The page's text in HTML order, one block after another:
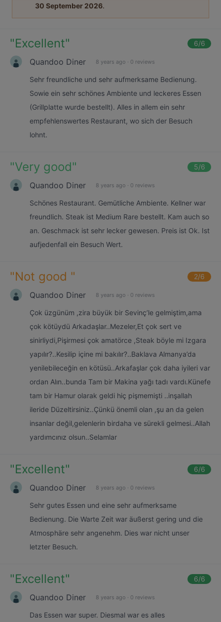
30 September 2026.
"Excellent" 6/6
Quandoo Diner 8 years ago · 0 reviews
Sehr freundliche und sehr aufmerksame Bedienung.
Sowie ein sehr schönes Ambiente und leckeres Essen
(Grillplatte wurde bestellt). Alles in allem ein sehr
empfehlenswertes Restaurant, wo sich der Besuch
lohnt.
"Very good" 5/6
Quandoo Diner 8 years ago · 0 reviews
Schönes Restaurant. Gemütliche Ambiente. Kellner war
freundlich. Steak ist Medium Rare bestellt. Kam auch so
an. Geschmack ist sehr lecker gewesen. Preis ist Ok. Ist
aufjedenfall ein Besuch Wert.
"Not good " 2/6
Quandoo Diner 8 years ago · 0 reviews
Çok üzgünüm ,zira büyük bir Sevinç’le gelmiştim,ama
çok kötüydü Arkadaşlar..Mezeler,Et çok sert ve
sinirliydi,Pişirmesi çok amatörce ,Steak böyle mi Izgara
yapılır?..Kesilip içine mi bakılır?..Baklava Almanya’da
yenilebileceğin en kötüsü..Arkafaşlar çok daha iyileri var
ordan Alın..bunda Tam bir Makina yağı tadı vardı.Künefe
tam bir Hamur olarak geldi hiç pişmemişti ..inşallah
ileride Düzeltirsiniz..Çünkü önemli olan ,şu an da gelen
insanlar değil,gelenlerin birdaha ve sürekli gelmesi..Allah
yardımcınız olsun..Selamlar
"Excellent" 6/6
Quandoo Diner 8 years ago · 0 reviews
Sehr gutes Essen und eine sehr aufmerksame
Bedienung. Die Warte Zeit war äußerst gering und die
Atmosphäre sehr angenehm. Dies war nicht unser
letzter Besuch.
"Excellent" 6/6
Quandoo Diner 8 years ago · 0 reviews
Das Essen war super. Diesmal war es alles